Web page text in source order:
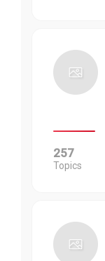
257
Topics